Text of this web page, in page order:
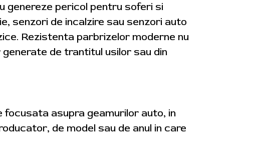
genereze pericol pentru soferi si
senzori de incalzire sau senzori auto
Rezistenta parbrizelor moderne nu
de trantitul usilor sau din
asupra geamurilor auto, in
de model sau de anul in care